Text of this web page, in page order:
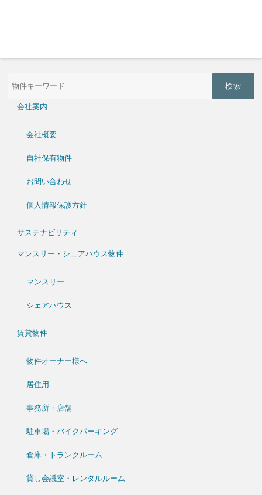
物
件
会社案内
会社概要
自社保有物件
お問い合わせ
個人情報保護方針
サステナビリティ
マンスリー・シェアハウス物件
マンスリー
シェアハウス
賃貸物件
物件オーナー様へ
居住用
事務所・店舗
駐車場・バイクパーキング
倉庫・トランクルーム
貸し会議室・レンタルルーム